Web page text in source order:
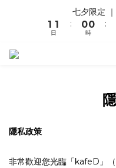
【馬年開運】電商單筆
0
七夕限定
1
0
1
0
日
:
1
0
1
0
時
:
隱私政策
非常歡迎您光臨「kafeD 」